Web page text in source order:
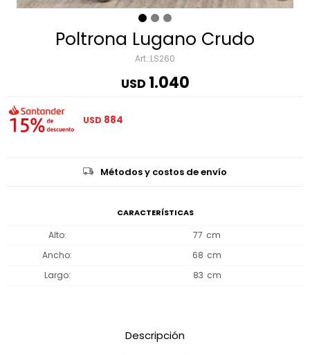
Poltrona Lugano Crudo
LS260
USD 1.040
USD 884
Métodos y costos de envío
CARACTERÍSTICAS
Alto
77
Ancho
68
Largo
83
Descripción